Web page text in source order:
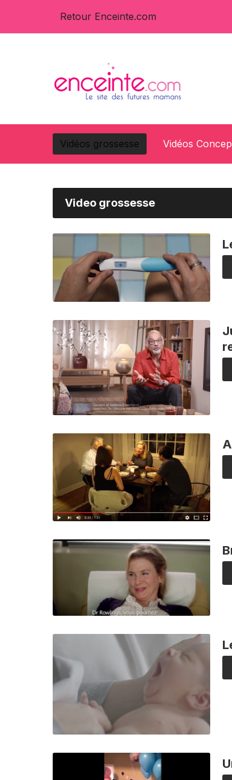
Retour Enceinte.com
Vidéos grossesse Vidéos
Video grossesse